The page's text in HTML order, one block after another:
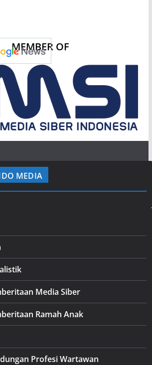
MEMBER OF
MEDIA
Media Siber
Ramah Anak
Profesi Wartawan